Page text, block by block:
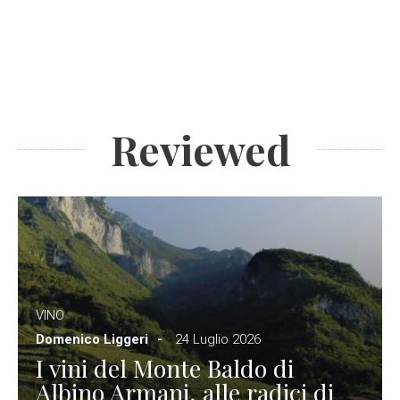
Reviewed
VINO
Domenico Liggeri
24 Luglio 2026
I vini del Monte Baldo di
Albino Armani, alle radici di